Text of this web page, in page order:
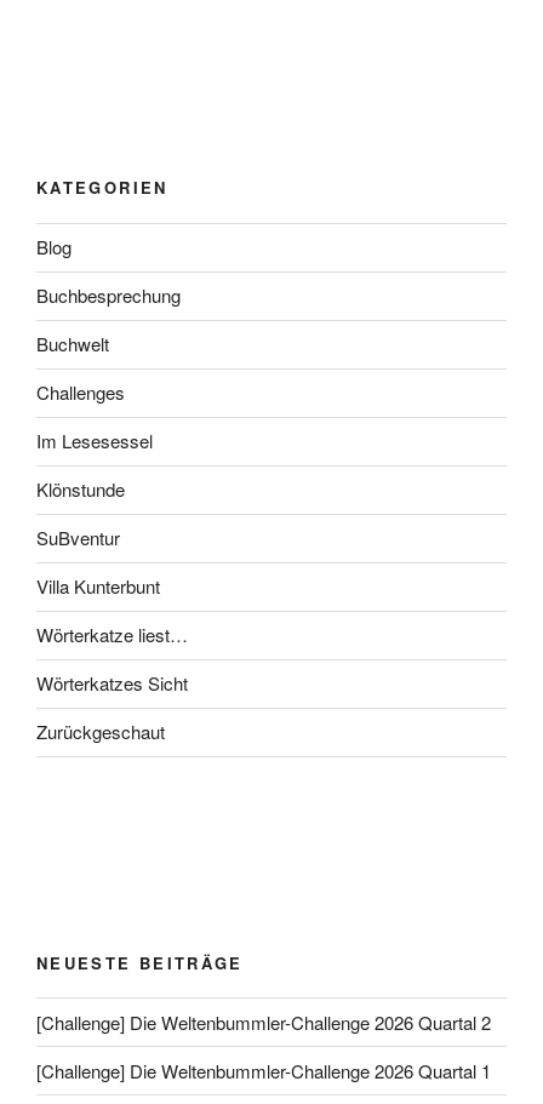
KATEGORIEN
Blog
Buchbesprechung
Buchwelt
Challenges
Im Lesesessel
Klönstunde
SuBventur
Villa Kunterbunt
Wörterkatze liest…
Wörterkatzes Sicht
Zurückgeschaut
NEUESTE BEITRÄGE
[Challenge] Die Weltenbummler-Challenge 2026 Quartal 2
[Challenge] Die Weltenbummler-Challenge 2026 Quartal 1